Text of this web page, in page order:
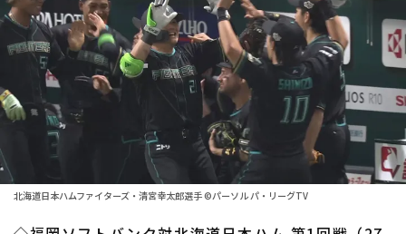
動画
日程・結果
順位表･成績
1軍公式戦
ファーム東地区
選手名鑑
選手名鑑トップ
ニュース
北海道日本ハムファイターズ・清宮幸太郎選手 ©パーソル パ・リーグTV